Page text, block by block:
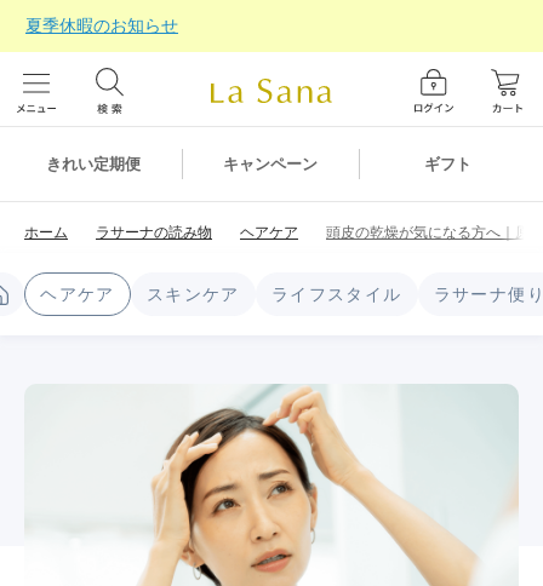
きれい定期便 キャンペーン ギフト
夏季休暇のお知らせ
ホーム ラサーナの読み物 ヘアケア 頭皮の乾燥が気になる方へ｜原
ヘアケア スキンケア ライフスタイル ラサーナ便